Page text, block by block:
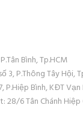
Bình, Tp.HCM
3, P.Thông Tây Hội,
P.Hiệp Bình, KĐT Vạn
6 Tân Chánh Hiệp